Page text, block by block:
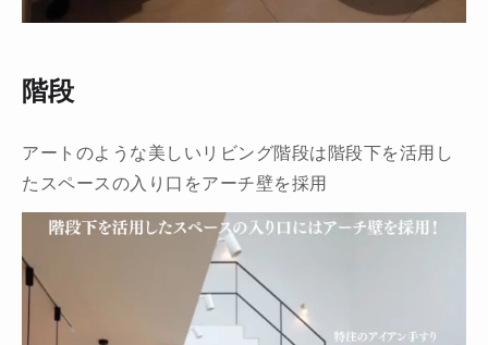
階段
アートのような美しいリビング階段は階段下を活用し
たスペースの入り口をアーチ壁を採用